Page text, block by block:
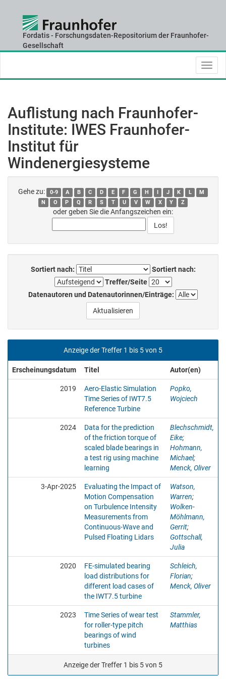
navigation
Fordatis - Forschungsdaten-Repositorium der Fraunhofer-
Gesellschaft
Auflistung nach Fraunhofer-
Institute: IWES Fraunhofer-
Institut für
Windenergiesysteme
Gehe zu: 0-9 A B C D E F G H I J K L
M
N
O P Q R S T U V W X Y Z
oder geben Sie die Anfangszeichen ein:
Sortiert nach:
Sortiert nach:
Treffer/Seite
Datenautoren und Datenautorinnen/Einträge:
Anzeige der Treffer 1 bis 5 von 5
Erscheinungsdatum Titel Autor(en)
2019
Aero-Elastic Simulation
Time Series of IWT7.5
Reference Turbine
Popko,
Wojciech
2024
Data for the prediction
of the friction torque of
scaled blade bearings in
a test rig using machine
learning
Blechschmidt,
Eike;
Hohmann,
Michael;
Menck, Oliver
3-Apr-2025
Evaluating the Impact of
Motion Compensation
on Turbulence Intensity
Measurements from
Continuous-Wave and
Pulsed Floating Lidars
Watson,
Warren;
Wolken-
Möhlmann,
Gerrit;
Gottschall,
Julia
2020
FE-simulated bearing
load distributions for
different load cases of
the IWT7.5 turbine
Schleich,
Florian;
Menck, Oliver
2023
Time Series of wear test
for roller-type pitch
bearings of wind
turbines
Stammler,
Matthias
Anzeige der Treffer 1 bis 5 von 5